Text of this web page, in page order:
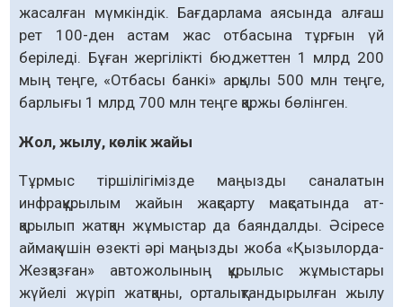
жасалған мүмкіндік. Бағдарлама аясында алғаш
рет 100-ден астам жас отбасына тұрғын үй
беріледі. Бұған жергілікті бюджеттен 1 млрд 200
мың теңге, «Отбасы банкі» арқылы 500 млн теңге,
барлығы 1 млрд 700 млн теңге қаржы бөлінген.
Жол, жылу, көлік жайы
Тұрмыс тіршілігімізде маңызды саналатын
инфрақұрылым жайын жақсарту мақсатында ат­
қарылып жатқан жұмыстар да баяндалды. Әсіресе
аймақ үшін өзекті әрі маңызды жоба «Қызылорда-
Жезқазған» автожолының құры­лыс жұмыстары
жүйелі жүріп жатқаны, орта­лықтандырылған жылу